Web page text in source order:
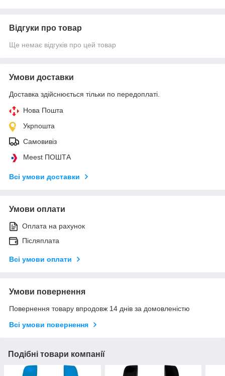
Відгуки про товар
Ще немає відгуків про цей товар
Умови доставки
Доставка здійснюється тільки по передоплаті.
Нова Пошта
Укрпошта
Самовивіз
Meest ПОШТА
Всі умови доставки
Умови оплати
Оплата на рахунок
Післяплата
Всі умови оплати
Умови повернення
Повернення товару впродовж 14 днів за домовленістю
Всі умови повернення
Подібні товари компанії